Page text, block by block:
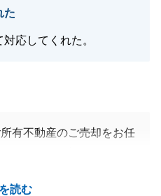
た
応してくれた。
読む
有不動産のご売却をお任